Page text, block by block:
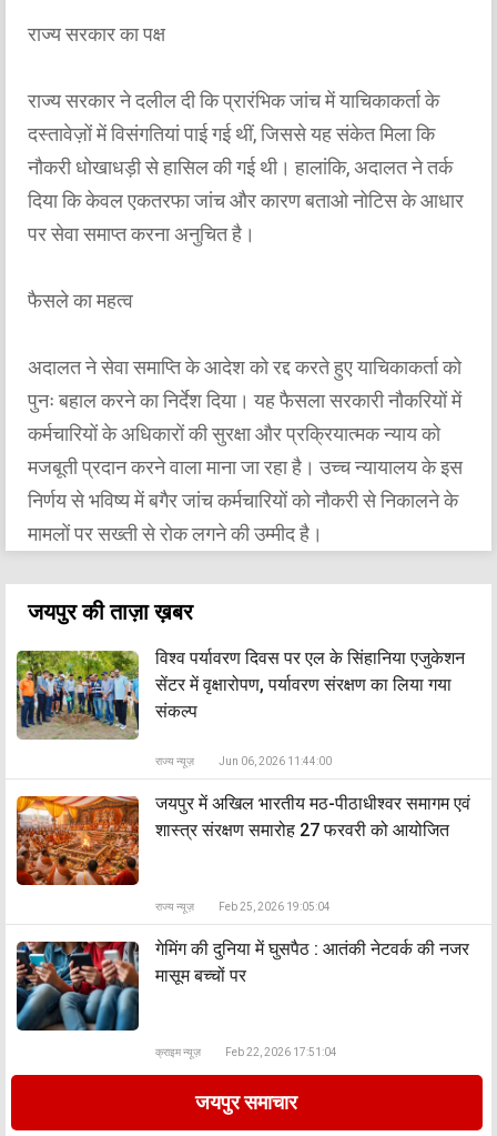
राज्य सरकार का पक्ष
राज्य सरकार ने दलील दी कि प्रारंभिक जांच में याचिकाकर्ता के
दस्तावेज़ों में विसंगतियां पाई गई थीं, जिससे यह संकेत मिला कि
नौकरी धोखाधड़ी से हासिल की गई थी। हालांकि, अदालत ने तर्क
दिया कि केवल एकतरफा जांच और कारण बताओ नोटिस के आधार
पर सेवा समाप्त करना अनुचित है।
फैसले का महत्व
अदालत ने सेवा समाप्ति के आदेश को रद्द करते हुए याचिकाकर्ता को
पुनः बहाल करने का निर्देश दिया। यह फैसला सरकारी नौकरियों में
कर्मचारियों के अधिकारों की सुरक्षा और प्रक्रियात्मक न्याय को
मजबूती प्रदान करने वाला माना जा रहा है। उच्च न्यायालय के इस
निर्णय से भविष्य में बगैर जांच कर्मचारियों को नौकरी से निकालने के
मामलों पर सख्ती से रोक लगने की उम्मीद है।
जयपुर की ताज़ा ख़बर
विश्व पर्यावरण दिवस पर एल के सिंहानिया एजुकेशन
सेंटर में वृक्षारोपण, पर्यावरण संरक्षण का लिया गया
संकल्प
राज्य न्यूज़ Jun 06, 2026 11:44:00
जयपुर में अखिल भारतीय मठ-पीठाधीश्वर समागम एवं
शास्त्र संरक्षण समारोह 27 फरवरी को आयोजित
राज्य न्यूज़ Feb 25, 2026 19:05:04
गेमिंग की दुनिया में घुसपैठ : आतंकी नेटवर्क की नजर
मासूम बच्चों पर
क्राइम न्यूज़ Feb 22, 2026 17:51:04
जयपुर समाचार